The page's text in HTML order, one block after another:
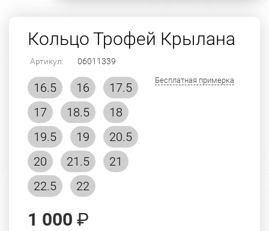
Кольцо Трофей Крылана
Артикул: 06011339
16.5 16
17.5
17
18.5
18
19.5
19
20.5
20
21.5
21
22.5
22
Бесплатная примерка
1 000 ₽